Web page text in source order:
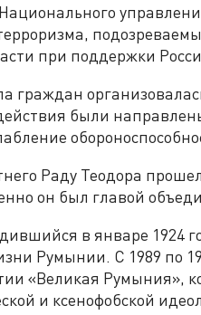
при поддержки
граждан
были
Раду Теодора
он был главой
в январе 1924
Румынии. С 1989 по
«Великая Румыния»,
и ксенофобской